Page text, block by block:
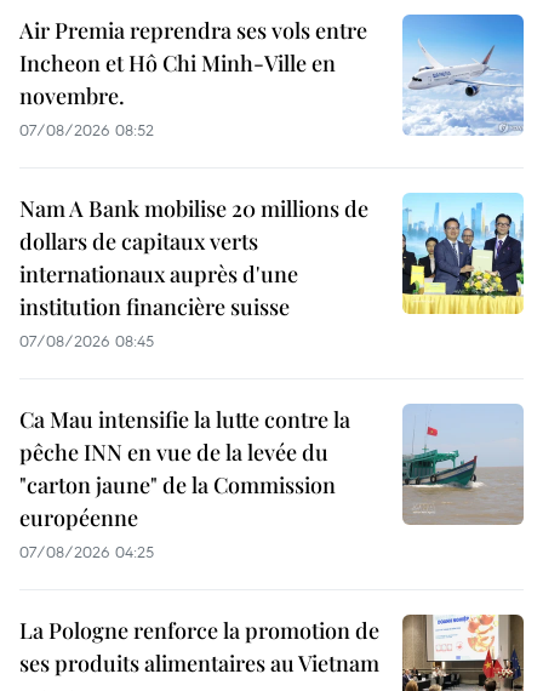
Air Premia reprendra ses vols entre
Incheon et Hô Chi Minh-Ville en
novembre.
07/08/2026 08:52
Nam A Bank mobilise 20 millions de
dollars de capitaux verts
internationaux auprès d'une
institution financière suisse
07/08/2026 08:45
Ca Mau intensifie la lutte contre la
pêche INN en vue de la levée du
"carton jaune" de la Commission
européenne
07/08/2026 04:25
La Pologne renforce la promotion de
ses produits alimentaires au Vietnam